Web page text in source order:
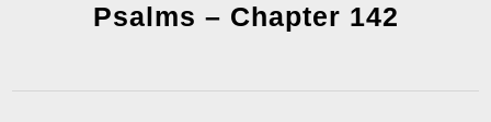
Psalms – Chapter 142